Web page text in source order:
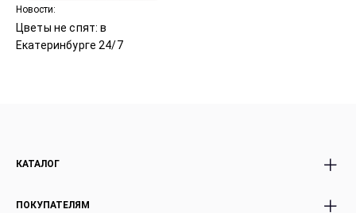
Новости:
Цветы не спят: в
Екатеринбурге 24/7
КАТАЛОГ
ПОКУПАТЕЛЯМ